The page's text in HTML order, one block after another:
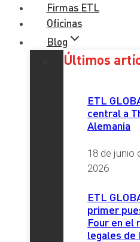
Firmas ETL
Oficinas
Blog
Últimos
ETL
central a
Alemania
18 de junio
2026
ETL
primer
Four en el
legales de